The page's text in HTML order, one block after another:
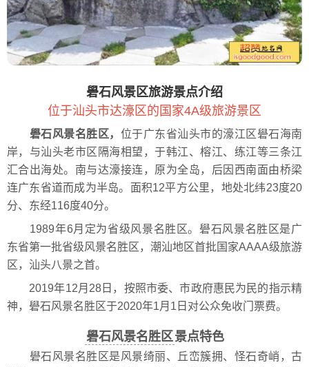
礐石风景区旅游景点介绍
位于汕头市达濠区的国家4A级旅游景区
礐石风景名胜区， 位于广东省汕头市的濠江区礐石海南
岸，与汕头老市区隔海相望，于韩江、榕江、练江等三条江
汇合出海处。南与达濠接连，原为全岛，后因西南面由桥梁
连广东省道而成为半岛。面积12平方公里，地处北纬23度20
分、东经116度40分。
1989年6月定为省级风景名胜区。礐石风景名胜区是广
东省第一批省级风景名胜区，潮汕地区首批国家AAAA级旅游
区，汕头八景之首。
2019年12月28日，按照市委、市政府惠民为民的指示精
神，礐石风景名胜区于2020年1月1日对公众免收门票费。
礐石风景名胜区景点特色
礐石风景名胜区是风景绮丽、丘峦簇拥、怪石奇峭，古